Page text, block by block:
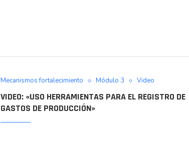
Mecanismos fortalecimiento Módulo 3 Video
VIDEO: «USO HERRAMIENTAS PARA EL REGISTRO DE
GASTOS DE PRODUCCIÓN»